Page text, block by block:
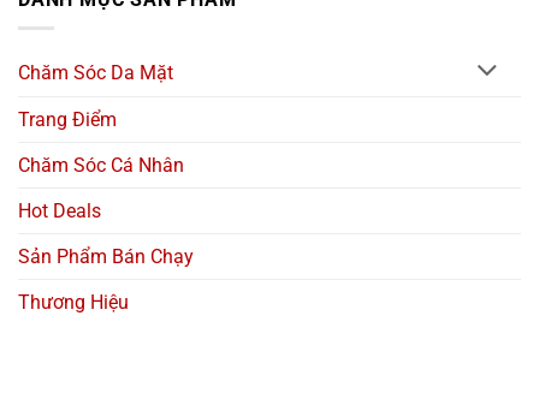
Chăm Sóc Da Mặt
Trang Điểm
Chăm Sóc Cá Nhân
Hot Deals
Sản Phẩm Bán Chạy
Thương Hiệu